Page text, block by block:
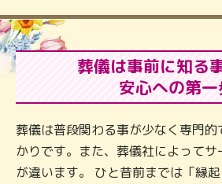
葬儀は事前に知る
安心への第一
葬儀は普段関わる事が少なく専門
かりです。また、葬儀社によって
が違います。 ひと昔前までは「縁